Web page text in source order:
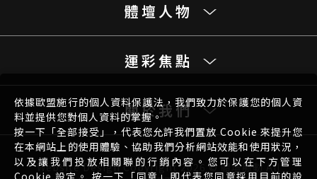
體壇人物
運彩焦點
關於我們
Website DesignCopyright 2026 © 體壇脈動 All
依據歐盟施行的個人資料保護法，我們致力於保護您的個人資
料並提供您對個人資料的掌握。
按一下「全部接受」，代表您允許我們置放 Cookie 來提升您
在本網站上的使用體驗、協助我們分析網站效能和使用狀況，
以及讓我們投放相關聯的行銷內容。您可以在下方管理
Cookie 設定。 按一下「同意」即代表您同意採用目前的設